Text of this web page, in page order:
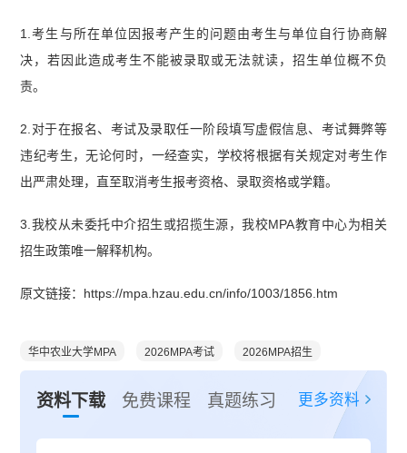
1.考生与所在单位因报考产生的问题由考生与单位自行协商解
决，若因此造成考生不能被录取或无法就读，招生单位概不负
责。
2.对于在报名、考试及录取任一阶段填写虚假信息、考试舞弊等
违纪考生，无论何时，一经查实，学校将根据有关规定对考生作
出严肃处理，直至取消考生报考资格、录取资格或学籍。
3.我校从未委托中介招生或招揽生源，我校MPA教育中心为相关
招生政策唯一解释机构。
原文链接：https://mpa.hzau.edu.cn/info/1003/1856.htm
华中农业大学MPA 2026MPA考试 2026MPA招生
资料下载 免费课程 真题练习 更多资料